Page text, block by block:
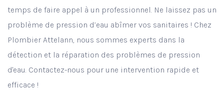
temps de faire appel à un professionnel. Ne laissez pas un
problème de pression d’eau abîmer vos sanitaires ! Chez
Plombier Attelann, nous sommes experts dans la
détection et la réparation des problèmes de pression
d'eau. Contactez-nous pour une intervention rapide et
efficace !